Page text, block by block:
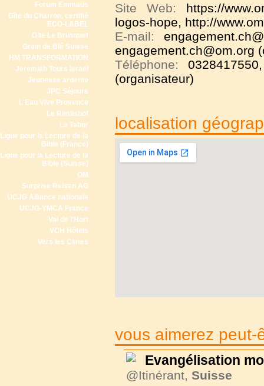
Forum Emmaüs
Gîte du Charron, certifié
ECO-LABEL
Gite Le Brusquet
Grain de Blé Suisse
HM TRANSFORMATION
Jeremiah Tours Israël
Jeunesse ardente
JPC Séjours
L'Eau Vive Provence
Le Rimlishof
Le Tabor
Ligue pour la Lecture de la
Bible (France)
Ligue pour la Lecture de la
Bible (Suisse)
OM
Surprise Reisen AG
UCJG Alliance nationale
UCJG-YMCA France
Val de l'Hort
VCH Hôtels
Vers les Cimes
Site Web: https://
logos-hope, http://
E-mail:
engagement.ch@om.org
Téléphone:
(organisateur)
localisation
vous aimerez peut-
Evangélisation
@Itinérant, Suisse